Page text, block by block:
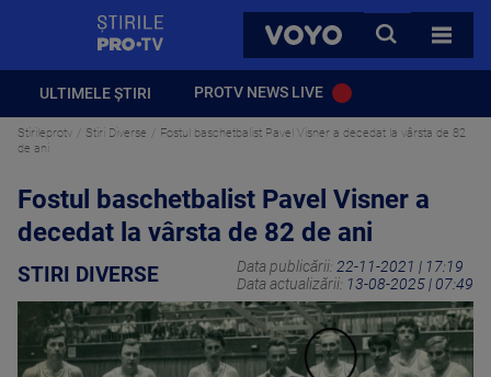
VOYO
CAUTA
TOATE
ULTIMELE ȘTIRI PROTV NEWS LIVE
Stirileprotv Stiri Diverse
Fostul baschetbalist Pavel Visner a decedat la vârsta de 82
de ani
Fostul baschetbalist Pavel Visner a
decedat la vârsta de 82 de ani
STIRI DIVERSE Data publicării: 22-11-2021 | 17:19
Data actualizării: 13-08-2025 | 07:49